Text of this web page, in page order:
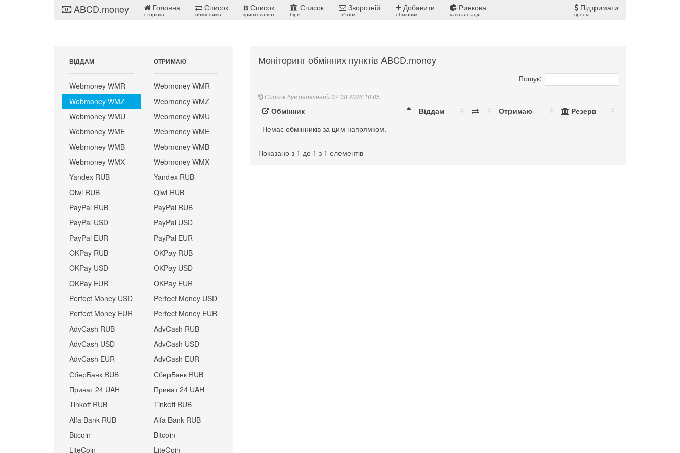
ABCD.money Головна
сторінка
Список
обмінників
Список
криптовалют
Список
бірж
Зворотній
зв'язок
Добавити
обмінник
Ринкова
капіталізація
Підтримати
проект
ВІДДАМ
Webmoney WMR
Webmoney WMZ
Webmoney WMU
Webmoney WME
Webmoney WMB
Webmoney WMX
Yandex RUB
Qiwi RUB
PayPal RUB
PayPal USD
PayPal EUR
OKPay RUB
OKPay USD
OKPay EUR
Perfect Money USD
Perfect Money EUR
AdvCash RUB
AdvCash USD
AdvCash EUR
СберБанк RUB
Приват 24 UAH
Tinkoff RUB
Alfa Bank RUB
Bitcoin
LiteCoin
ОТРИМАЮ
Webmoney WMR
Webmoney WMZ
Webmoney WMU
Webmoney WME
Webmoney WMB
Webmoney WMX
Yandex RUB
Qiwi RUB
PayPal RUB
PayPal USD
PayPal EUR
OKPay RUB
OKPay USD
OKPay EUR
Perfect Money USD
Perfect Money EUR
AdvCash RUB
AdvCash USD
AdvCash EUR
СберБанк RUB
Приват 24 UAH
Tinkoff RUB
Alfa Bank RUB
Bitcoin
LiteCoin
Моніторинг обмінних пунктів ABCD.money
Пошук:
Список був оновлений 07.08.2026 10:05.
Обмінник Віддам Отримаю
Резерв
Немає обмінників за цим напрямком.
Показано з 1 до 1 з 1 елементів